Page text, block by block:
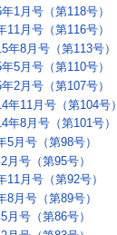
1月号（第118号）
11月号（第116号）
年8月号（第113号）
5月号（第110号）
2月号（第107号）
年11月号（第104号）
年8月号（第101号）
5月号（第98号）
月号（第95号）
11月号（第92号）
8月号（第89号）
月号（第86号）